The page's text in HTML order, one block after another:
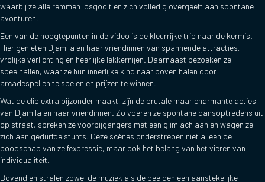
waarbij ze alle remmen losgooit en zich volledig overgeeft aan spontane
avonturen.
Een van de hoogtepunten in de video is de kleurrijke trip naar de kermis.
Hier genieten Djamila en haar vriendinnen van spannende attracties,
vrolijke verlichting en heerlijke lekkernijen. Daarnaast bezoeken ze
speelhallen, waar ze hun innerlijke kind naar boven halen door
arcadespellen te spelen en prijzen te winnen.
Wat de clip extra bijzonder maakt, zijn de brutale maar charmante acties
van Djamila en haar vriendinnen. Zo voeren ze spontane dansoptredens uit
op straat, spreken ze voorbijgangers met een glimlach aan en wagen ze
zich aan gedurfde stunts. Deze scènes onderstrepen niet alleen de
boodschap van zelfexpressie, maar ook het belang van het vieren van
individualiteit.
Bovendien stralen zowel de muziek als de beelden een aanstekelijke